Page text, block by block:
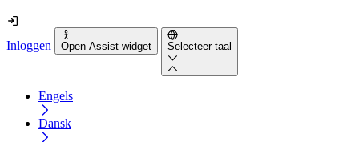
Inloggen Open Assist-widget Selecteer taal
Engels
Dansk